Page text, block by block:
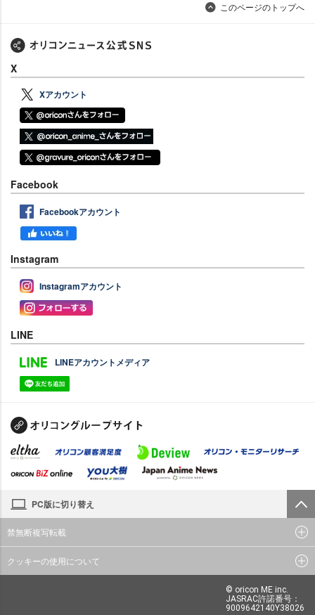
このページのトップへ
X
Xアカウント
Facebook
Facebookアカウント
Instagram
Instagramアカウント
LINE
LINEアカウントメディア
PC版に切り替え
禁無断複写転載
クッキーの使用について
© oricon ME inc.
JASRAC許諾番号：
9009642140Y38026